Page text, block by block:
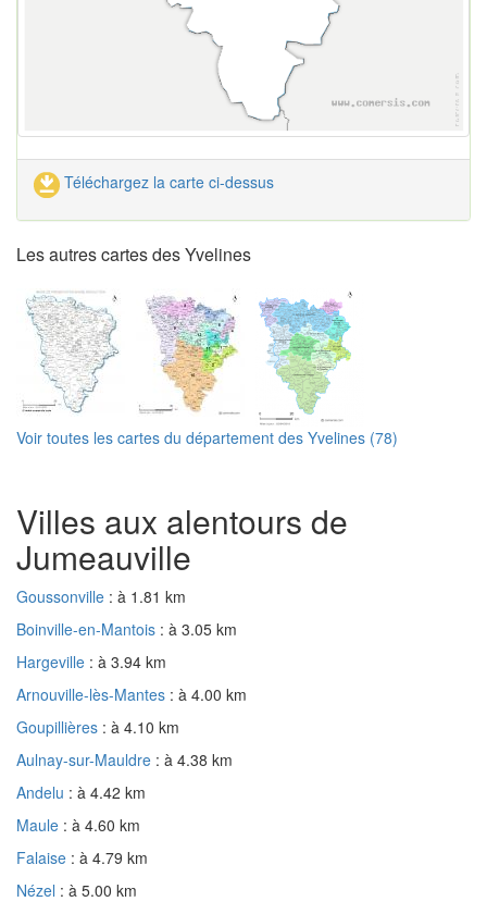
Téléchargez la carte ci-dessus
Les autres cartes des Yvelines
Voir toutes les cartes du département des Yvelines (78)
Villes aux alentours de
Jumeauville
Goussonville : à 1.81 km
Boinville-en-Mantois : à 3.05 km
Hargeville : à 3.94 km
Arnouville-lès-Mantes : à 4.00 km
Goupillières : à 4.10 km
Aulnay-sur-Mauldre : à 4.38 km
Andelu : à 4.42 km
Maule : à 4.60 km
Falaise : à 4.79 km
Nézel : à 5.00 km